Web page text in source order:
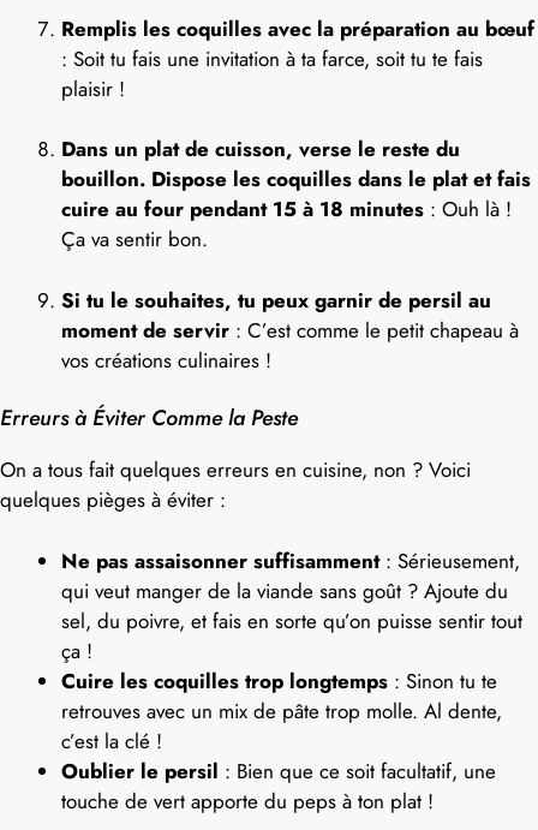
Remplis les coquilles avec la préparation au bœuf
: Soit tu fais une invitation à ta farce, soit tu te fais
plaisir !
Dans un plat de cuisson, verse le reste du
bouillon. Dispose les coquilles dans le plat et fais
cuire au four pendant 15 à 18 minutes : Ouh là !
Ça va sentir bon.
Si tu le souhaites, tu peux garnir de persil au
moment de servir : C’est comme le petit chapeau à
vos créations culinaires !
Erreurs à Éviter Comme la Peste
On a tous fait quelques erreurs en cuisine, non ? Voici
quelques pièges à éviter :
Ne pas assaisonner suffisamment: Sérieusement,
qui veut manger de la viande sans goût ? Ajoute du
sel, du poivre, et fais en sorte qu’on puisse sentir tout
ça !
Cuire les coquilles trop longtemps : Sinon tu te
retrouves avec un mix de pâte trop molle. Al dente,
c’est la clé !
Oublier le persil : Bien que ce soit facultatif, une
touche de vert apporte du peps à ton plat !